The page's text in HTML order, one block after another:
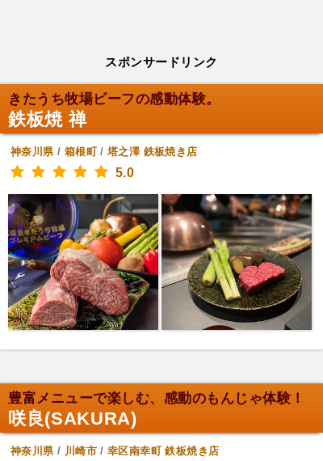
スポンサードリンク
きたうち牧場ビーフの感動体験。
鉄板焼 禅
神奈川県/ 箱根町/塔之澤 鉄板焼き店
5.0
豊富メニューで楽しむ、感動のもんじゃ体験！
咲良(SAKURA)
神奈川県/ 川崎市/幸区南幸町 鉄板焼き店